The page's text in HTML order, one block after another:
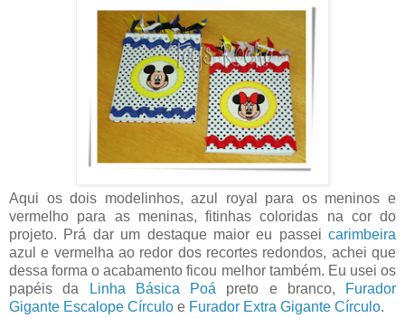
Aqui os dois modelinhos, azul royal para os meninos e
vermelho para as meninas, fitinhas coloridas na cor do
projeto. Prá dar um destaque maior eu passei carimbeira
azul e vermelha ao redor dos recortes redondos, achei que
dessa forma o acabamento ficou melhor também. Eu usei os
papéis da
Linha Básica Poá preto e branco,
Furador
Gigante Escalope Círculo e Furador Extra Gigante Círculo.